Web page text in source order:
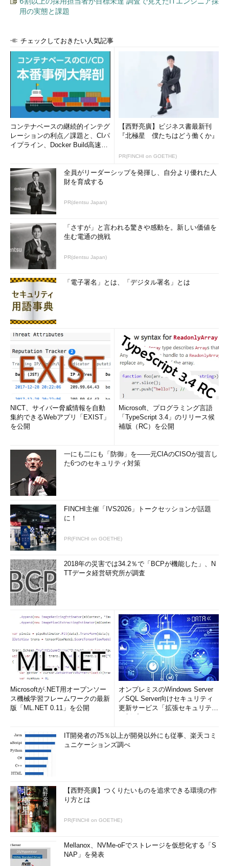
用の実態と課題
チェックしておきたい人気記事
コンテナベースの継続的インテグ
レーションの利点／課題と、CIパ
イプライン、Docker Build高速化
【西野亮廣】ビジネス書最新刊
『北極星 僕たちはどう働くか』
PR(FINCHI on GOETHE)
全員がリーダーシップを発揮し、自分より優れた人
財を育成する
PR(dentsu Japan)
「さすが」と言われる驚きや感動を。新しい価値を
生む電通の挑戦
PR(dentsu Japan)
「電子署名」とは、「デジタル署名」とは
NICT、サイバー脅威情報を自動
集約できるWebアプリ「EXIST」
を公開
Microsoft、プログラミング言語
「TypeScript 3.4」のリリース候
補版（RC）を公開
一にも二にも「防御」を――元CIAのCISOが提言し
た6つのセキュリティ対策
FINCHI主催「IVS2026」トークセッションが話題
に！
PR(FINCHI on GOETHE)
2018年の災害では34.2％で「BCPが機能した」、N
TTデータ経営研究所が調査
Microsoftが.NET用オープンソー
ス機械学習フレームワークの最新
版「ML.NET 0.11」を公開
オンプレミスのWindows Server
／SQL Server向けセキュリティ
更新サービス「拡張セキュリティ
IT開発者の75％以上が開発以外にも従事、楽天コミ
ュニケーションズ調べ
【西野亮廣】つくりたいものを追求できる環境の作
り方とは
PR(FINCHI on GOETHE)
Mellanox、NVMe-oFでストレージを仮想化する「S
NAP」を発表